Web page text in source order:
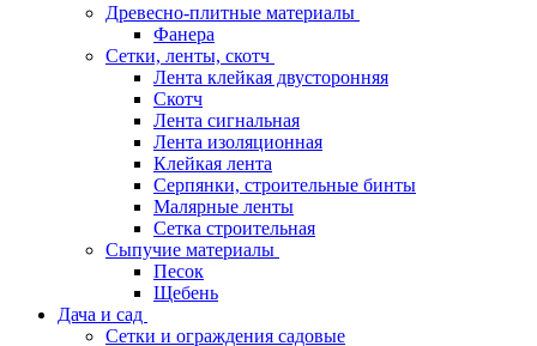
Древесно-плитные материалы
Фанера
Сетки, ленты, скотч
Лента клейкая двусторонняя
Скотч
Лента сигнальная
Лента изоляционная
Клейкая лента
Серпянки, строительные бинты
Малярные ленты
Сетка строительная
Сыпучие материалы
Песок
Щебень
Дача и сад
Сетки и ограждения садовые